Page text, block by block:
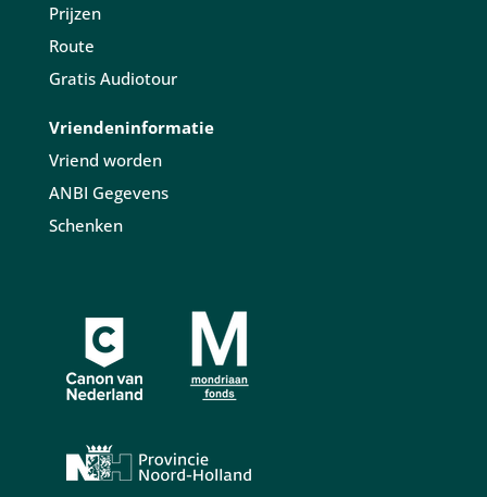
Prijzen
Route
Gratis Audiotour
Vriendeninformatie
Vriend worden
ANBI Gegevens
Schenken